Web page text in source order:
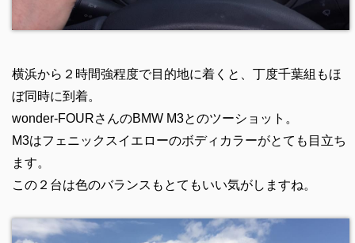
横浜から２時間強程度で目的地に着くと、丁度千葉組もほ
ぼ同時に到着。
wonder-FOURさんのBMW M3とのツーショット。
M3はフェニックスイエローのボディカラーがとても目立ち
ます。
この２台は色のバランスもとてもいい気がしますね。